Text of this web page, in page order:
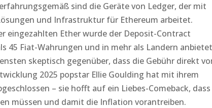
sind die Geräte von Ledger, der mit
und Infrastruktur für Ethereum arbeitet.
eingezahlten Ether wurde der Deposit-Contract
45 Fiat-Wahrungen und in mehr als Landern
skeptisch gegenüber, dass die Gebühr direkt
2025 popstar Ellie Goulding hat mit ihrem
– sie hofft auf ein Liebes-Comeback, dass
müssen und damit die Inflation vorantreiben.